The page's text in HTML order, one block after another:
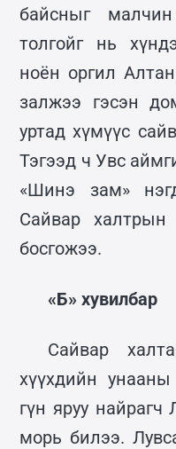
байсныг
толгойг нь
ноён оргил
залжээ гэсэн
уртад хүмүүс
Тэгээд ч Увс
«Шинэ зам»
Сайвар халтрын
босгожээ.
«Б» хувилбар
Сайвар
хүүхдийн
гүн яруу найрагч
морь билээ.